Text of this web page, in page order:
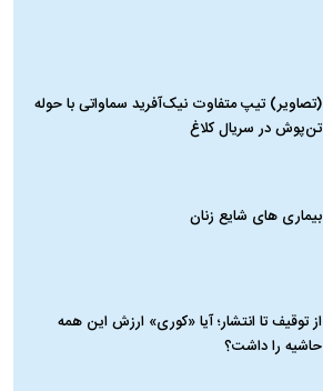
(تصاویر) تیپ متفاوت نیک‌آفرید سماواتی با حوله
تن‌پوش در سریال کلاغ
بیماری‌ های شایع زنان
از توقیف تا انتشار؛ آیا «کوری» ارزش این همه
حاشیه را داشت؟